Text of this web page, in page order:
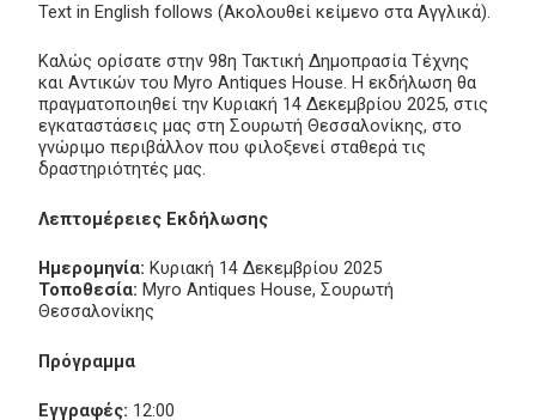
Text in English follows (Ακολουθεί κείμενο στα Αγγλικά).
Καλώς ορίσατε στην 98η Τακτική Δημοπρασία Τέχνης
και Αντικών του Myro Antiques House. Η εκδήλωση θα
πραγματοποιηθεί την Κυριακή 14 Δεκεμβρίου 2025, στις
εγκαταστάσεις μας στη Σουρωτή Θεσσαλονίκης, στο
γνώριμο περιβάλλον που φιλοξενεί σταθερά τις
δραστηριότητές μας.
Λεπτομέρειες Εκδήλωσης
Ημερομηνία: Κυριακή 14 Δεκεμβρίου 2025
Τοποθεσία: Myro Antiques House, Σουρωτή
Θεσσαλονίκης
Πρόγραμμα
Εγγραφές: 12:00